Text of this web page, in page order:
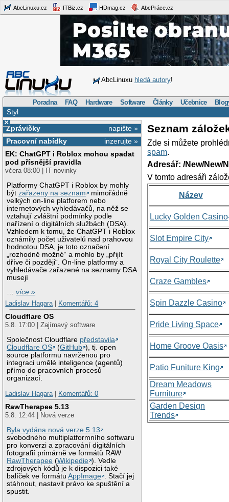
AbcLinuxu.cz ITBiz.cz HDmag.cz AbcPráce.cz
AbcLinuxu hledá autory!
Poradna FAQ Hardware Software Články Učebnice
Styl
×
napište »
Zprávičky
inzerujte »
Pracovní nabídky
EK: ChatGPT i Roblox mohou spadat
pod přísnější pravidla
včera 08:00 | IT novinky
Platformy ChatGPT i Roblox by mohly
býtzařazeny na seznam
mimořádně
velkých on-line platforem nebo
internetových vyhledávačů, na něž se
vztahují zvláštní podmínky podle
nařízení o digitálních službách (DSA).
Vzhledem k tomu, že ChatGPT i Roblox
oznámily počet uživatelů nad prahovou
hodnotou DSA, je toto označení
„rozhodně možné“ a mohlo by „přijít
dříve či později“. On-line platformy a
vyhledávače zařazené na seznamy DSA
musejí
…více »
Ladislav Hagara
Komentářů: 4
Cloudflare OS
5.8. 17:00 | Zajímavý software
Společnost Cloudflare představila
Cloudflare OS
(GitHub ), tj. open
source platformu navrženou pro
integraci umělé inteligence (agentů)
přímo do pracovních procesů
organizací.
Ladislav Hagara
Komentářů: 0
RawTherapee 5.13
5.8. 12:44 | Nová verze
Byla vydána nová verze 5.13
svobodného multiplatformního softwaru
pro konverzi a zpracování digitálních
fotografií primárně ve formátů RAW
RawTherapee (Wikipedie ). Vedle
zdrojových kódů je k dispozici také
balíček ve formátuAppImage . Stačí jej
stáhnout, nastavit právo ke spuštění a
spustit.
Seznam
Zde si můžete
spam.
Adresář: /New/New/
V tomto adresáři
Název
Lucky Golden Casino
Slot Empire City
Royal City Roulette
Craze Gambles
Spin Dazzle Casino
Pride Living Space
Home Groove Oasis
Patio Funiture King
Dream Meadows
Furniture
Garden Design
Trends